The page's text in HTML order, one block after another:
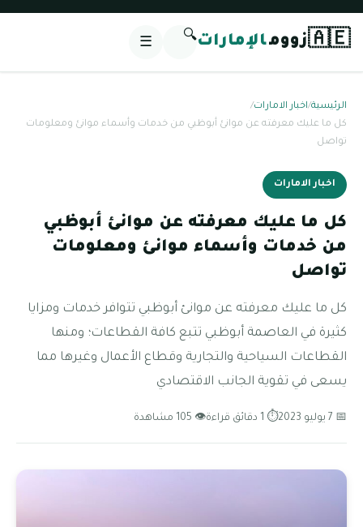
🇦🇪زوومالإمارات🔍
☰
الرئيسية/اخبار الامارات/
كل ما عليك معرفته عن موانئ أبوظبي من خدمات وأسماء موانئ ومعلومات
تواصل
اخبار الامارات
كل ما عليك معرفته عن موانئ أبوظبي
من خدمات وأسماء موانئ ومعلومات
تواصل
كل ما عليك معرفته عن موانئ أبوظبي تتوافر خدمات ومزايا
كثيرة في العاصمة أبوظبي تتبع كافة القطاعات؛ ومنها
القطاعات السياحية والتجارية وقطاع الأعمال وغيرها مما
يسعى في تقوية الجانب الاقتصادي
📅 7 يوليو 2023 ⏱ 1 دقائق قراءة 👁 105 مشاهدة